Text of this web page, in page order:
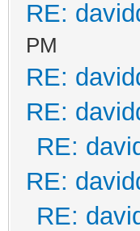
RE:
PM
RE:
RE:
RE:
RE:
RE: